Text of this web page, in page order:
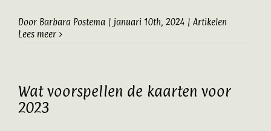
Door Barbara Postema | januari 10th, 2024 | Artikelen
Lees meer
Wat voorspellen de kaarten voor
2023